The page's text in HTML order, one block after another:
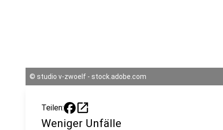
© studio v-zwoelf - stock.adobe.com
Teilen: open_in_new
Weniger Unfälle